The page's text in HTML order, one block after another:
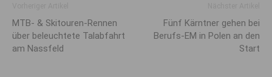
MTB- & Skitouren-Rennen
über beleuchtete Talabfahrt
am Nassfeld
Fünf Kärntner gehen bei
Berufs-EM in Polen an den
Start